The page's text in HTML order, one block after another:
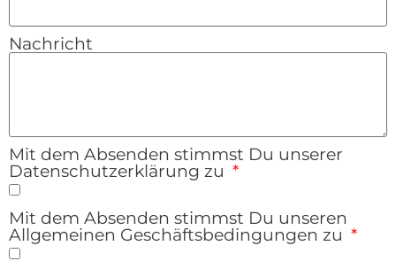
Nachricht
Mit dem Absenden stimmst Du unserer
Datenschutzerklärung zu
Mit dem Absenden stimmst Du unseren
Allgemeinen Geschäftsbedingungen zu